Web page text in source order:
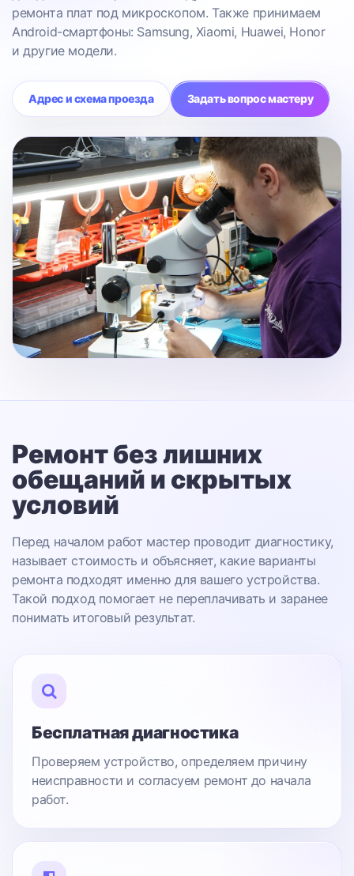
ремонта плат под микроскопом. Также принимаем
Android-смартфоны: Samsung, Xiaomi, Huawei, Honor
и другие модели.
Адрес и схема проезда Задать вопрос мастеру
Ремонт без лишних
обещаний и скрытых
условий
Перед началом работ мастер проводит диагностику,
называет стоимость и объясняет, какие варианты
ремонта подходят именно для вашего устройства.
Такой подход помогает не переплачивать и заранее
понимать итоговый результат.
Бесплатная диагностика
Проверяем устройство, определяем причину
неисправности и согласуем ремонт до начала
работ.